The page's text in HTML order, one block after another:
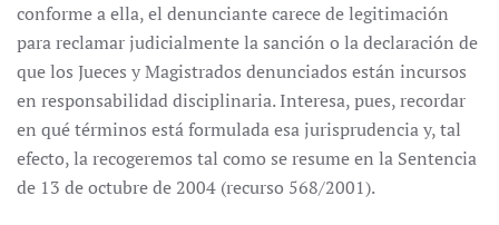
conforme a ella, el denunciante carece de legitimación
para reclamar judicialmente la sanción o la declaración de
que los Jueces y Magistrados denunciados están incursos
en responsabilidad disciplinaria. Interesa, pues, recordar
en qué términos está formulada esa jurisprudencia y, tal
efecto, la recogeremos tal como se resume en la Sentencia
de 13 de octubre de 2004 (recurso 568/2001).